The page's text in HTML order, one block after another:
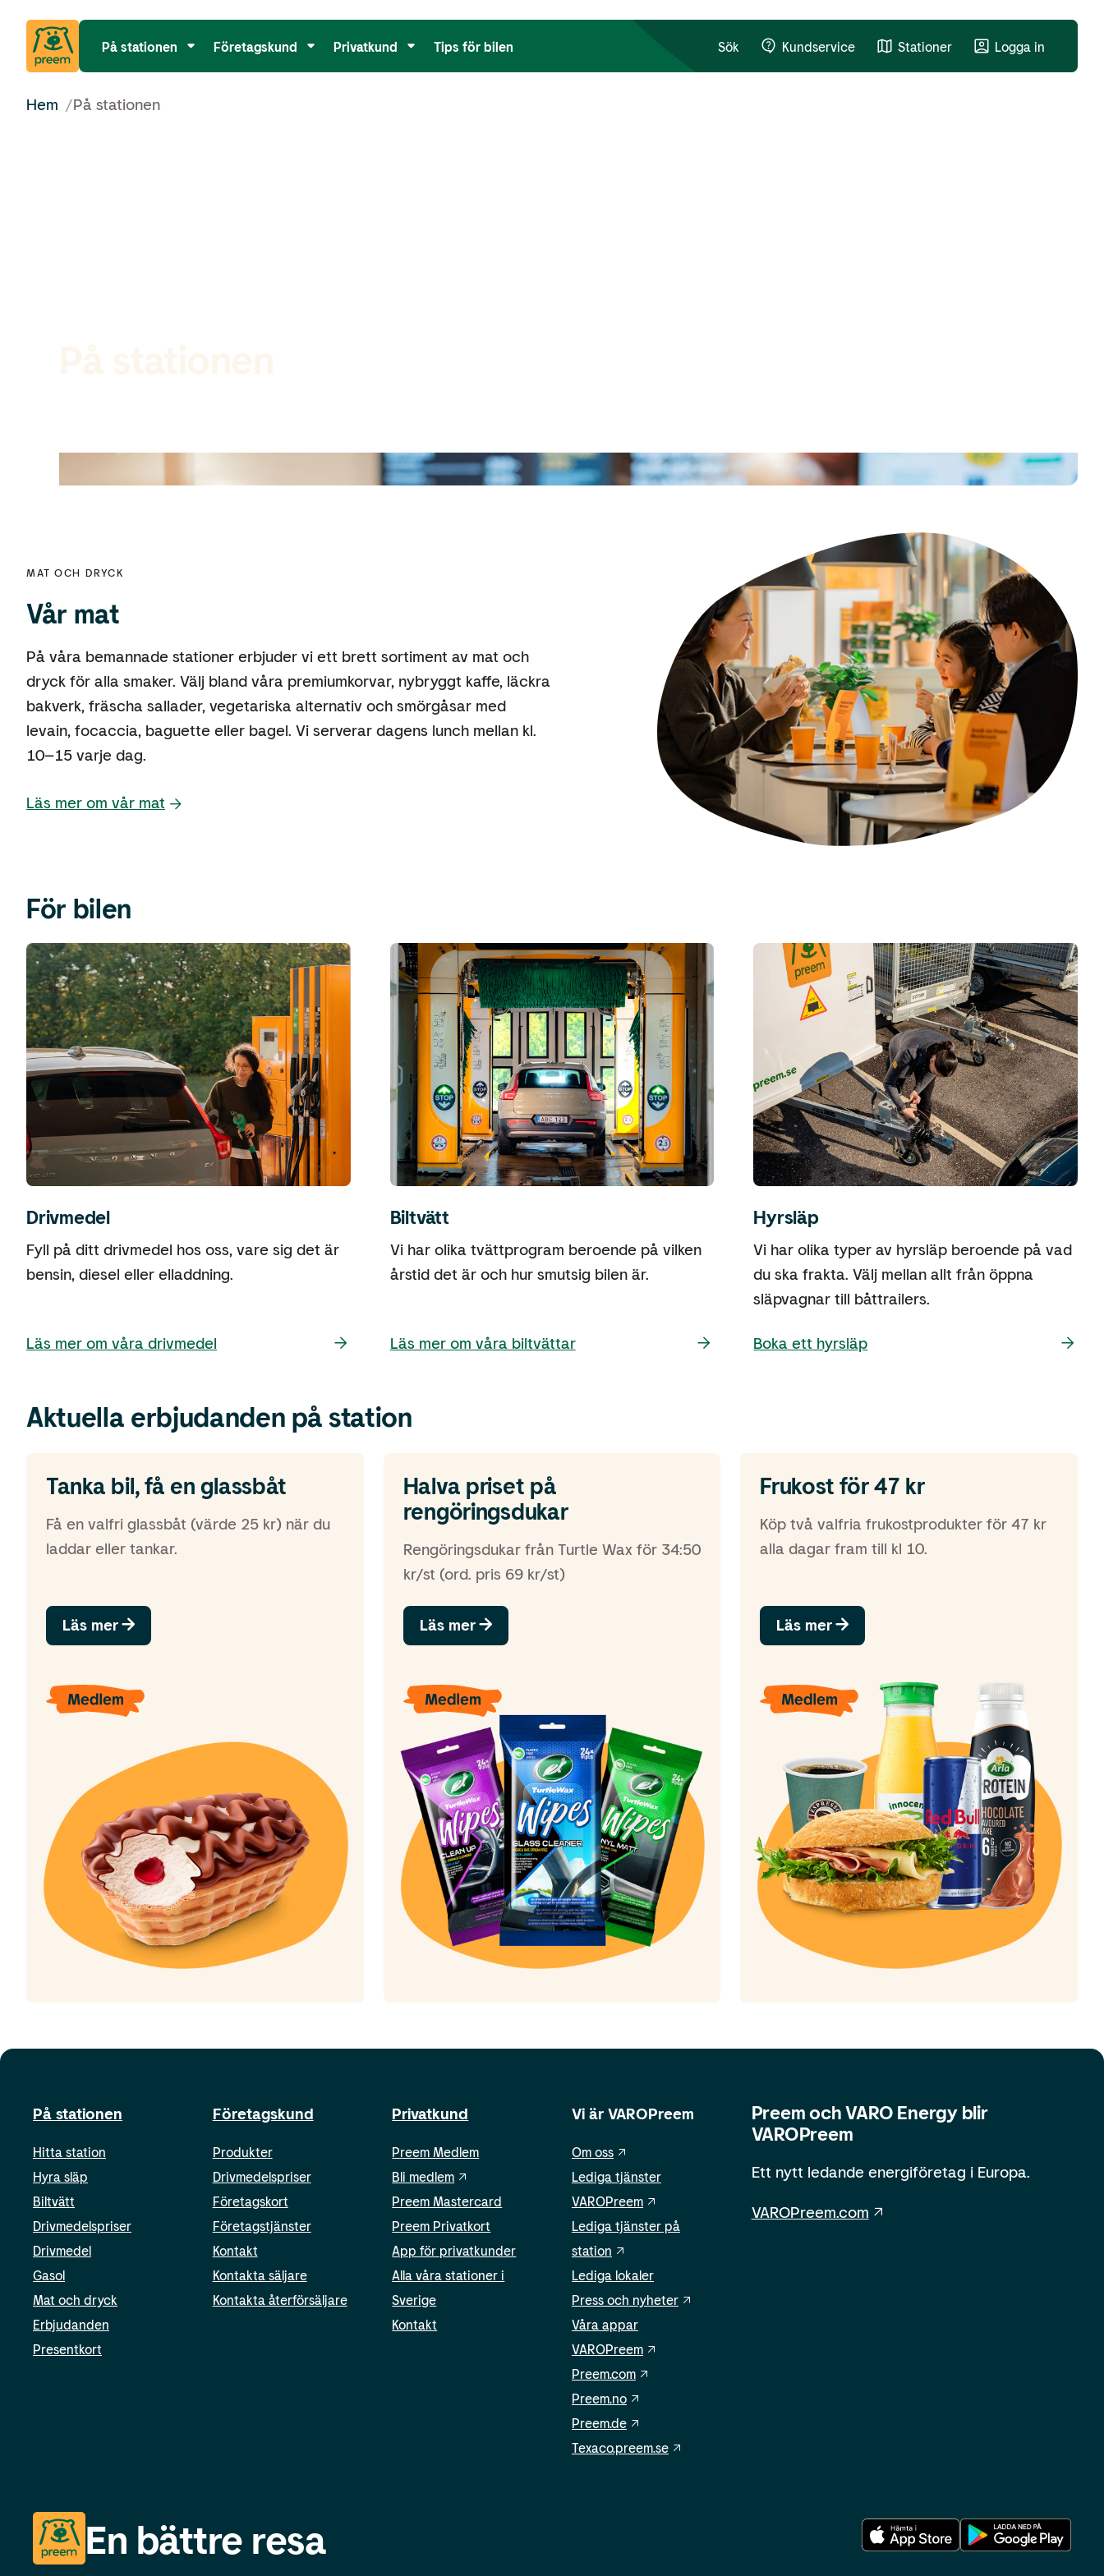
På stationen Företagskund Privatkund Tips för bilen Sök Kundservice Stationer Logga in
Hem /På stationen
MAT OCH DRYCK
Vår mat
På våra bemannade stationer erbjuder vi ett brett sortiment av mat och
dryck för alla smaker. Välj bland våra premiumkorvar, nybryggt kaffe, läckra
bakverk, fräscha sallader, vegetariska alternativ och smörgåsar med
levain, focaccia, baguette eller bagel. Vi serverar dagens lunch mellan kl.
10–15 varje dag.
Läs mer om vår mat
För bilen
Drivmedel
Fyll på ditt drivmedel hos oss, vare sig det är
bensin, diesel eller elladdning.
Läs mer om våra drivmedel
Biltvätt
Vi har olika tvättprogram beroende på vilken
årstid det är och hur smutsig bilen är.
Läs mer om våra biltvättar
Hyrsläp
Vi har olika typer av hyrsläp beroende på vad
du ska frakta. Välj mellan allt från öppna
släpvagnar till båttrailers.
Boka ett hyrsläp
Aktuella erbjudanden på station
Tanka bil, få en glassbåt
Få en valfri glassbåt (värde 25 kr) när du
laddar eller tankar.
Läs mer
Halva priset på
rengöringsdukar
Rengöringsdukar från Turtle Wax för 34:50
kr/st (ord. pris 69 kr/st)
Läs mer
Frukost för 47 kr
Köp två valfria frukostprodukter för 47 kr
alla dagar fram till kl 10.
Läs mer
På stationen
Hitta station
Hyra släp
Biltvätt
Drivmedelspriser
Drivmedel
Gasol
Mat och dryck
Erbjudanden
Presentkort
Företagskund
Produkter
Drivmedelspriser
Företagskort
Företagstjänster
Kontakt
Kontakta säljare
Kontakta återförsäljare
Privatkund
Preem Medlem
Bli medlem
Preem Mastercard
Preem Privatkort
App för privatkunder
Alla våra stationer i
Sverige
Kontakt
Vi är VAROPreem
Om oss
Lediga tjänster
VAROPreem
Lediga tjänster på
station
Lediga lokaler
Press och nyheter
Våra appar
VAROPreem
Preem.com
Preem.no
Preem.de
Texaco.preem.se
Preem och VARO Energy blir
VAROPreem
Ett nytt ledande energiföretag i Europa.
VAROPreem.com
En bättre resa